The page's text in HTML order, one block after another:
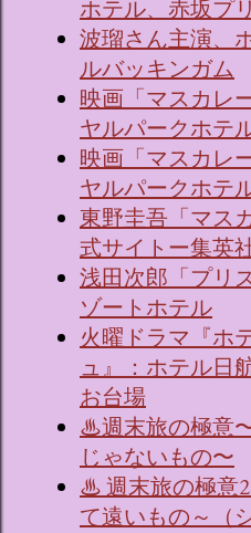
ホテル、赤坂プ
波瑠さん主演、
ルバッキンガム
映画「マスカレ
ヤルパークホテ
映画「マスカレ
ヤルパークホテ
東野圭吾「マス
式サイトー集英
浅田次郎「プリ
ゾートホテル
火曜ドラマ『ホ
ュ』：ホテル日
お台場
♨週末旅の極意
じゃないもの〜
♨ 週末旅の極意
て遠いもの～（